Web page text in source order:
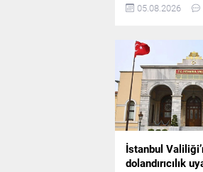
saatlerinde ise
05.08.2026
İstanbul
dolandırıcılık